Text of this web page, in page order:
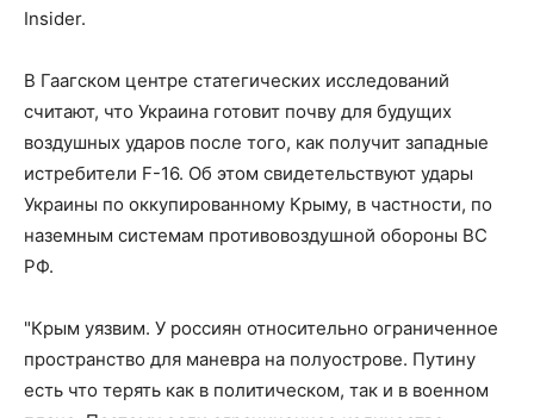
Insider.
В Гаагском центре статегических исследований
считают, что Украина готовит почву для будущих
воздушных ударов после того, как получит западные
истребители F-16. Об этом свидетельствуют удары
Украины по оккупированному Крыму, в частности, по
наземным системам противовоздушной обороны ВС
РФ.
"Крым уязвим. У россиян относительно ограниченное
пространство для маневра на полуострове. Путину
есть что терять как в политическом, так и в военном